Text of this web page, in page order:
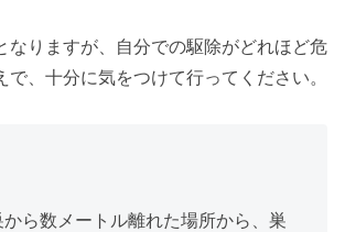
なりますが、自分での駆除がどれほど危
で、十分に気をつけて行ってください。
ら数メートル離れた場所から、巣